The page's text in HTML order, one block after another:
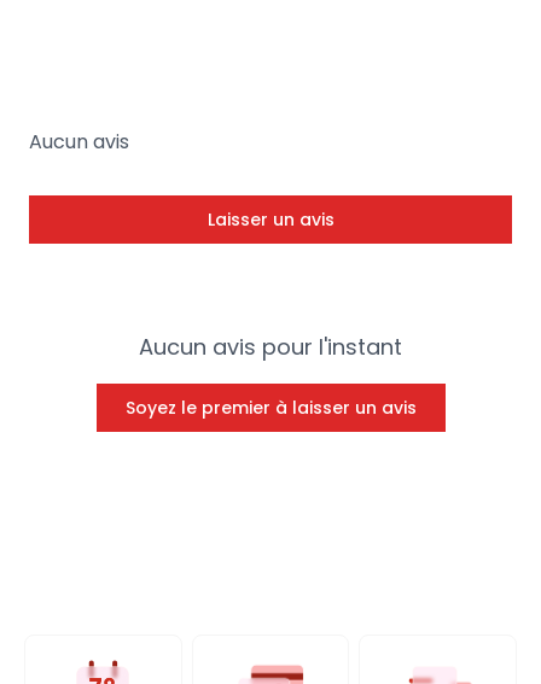
Aucun avis pour l'instant
Soyez le premier à laisser un avis
Aucun avis
Laisser un avis